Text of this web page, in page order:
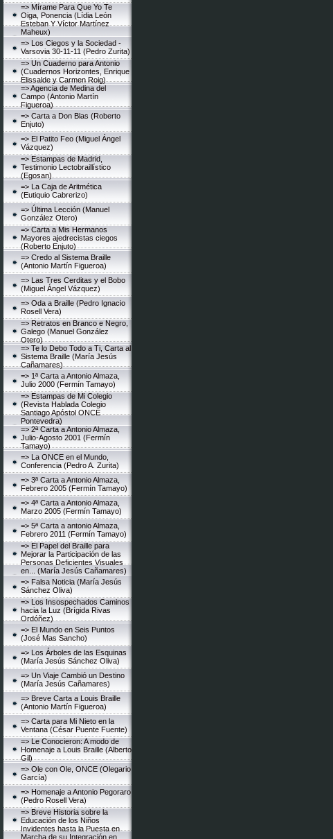
=> Mírame Para Que Yo Te
Oiga, Ponencia (Lídia León
Esteban Y Víctor Martínez
Maheux)
=> Los Ciegos y la Sociedad -
Varsovia 30-11-11 (Pedro Zurita)
=> Un Cuaderno para Antonio
(Cuadernos Horizontes, Enrique
Elissalde y Carmen Roig)
=> Agencia de Medina del
Campo (Antonio Martín
Figueroa)
=> Carta a Don Blas (Roberto
Enjuto)
=> El Patito Feo (Miguel Ángel
Vázquez)
=> Estampas de Madrid,
Testimonio Lectobraillístico
(Egosan)
=> La Caja de Aritmética
(Eutiquio Cabrerizo)
=> Última Lección (Manuel
González Otero)
=> Carta a Mis Hermanos
Mayores ajedrecistas ciegos
(Roberto Enjuto)
=> Credo al Sistema Braille
(Antonio Martín Figueroa)
=> Las Tres Cerditas y el Bobo
(Miguel Ángel Vázquez)
=> Oda a Braille (Pedro Ignacio
Rosell Vera)
=> Retratos en Branco e Negro,
Galego (Manuel González
Otero)
=> Te lo Debo Todo a Ti, Carta al
Sistema Braille (María Jesús
Cañamares)
=> 1ª Carta a Antonio Almaza,
Julio 2000 (Fermín Tamayo)
=> Estampas de Mi Colegio
(Revista Hablada Colegio
Santiago Apóstol ONCE
Pontevedra)
=> 2ª Carta a Antonio Almaza,
Julio-Agosto 2001 (Fermín
Tamayo)
=> La ONCE en el Mundo,
Conferencia (Pedro A. Zurita)
=> 3ª Carta a Antonio Almaza,
Febrero 2005 (Fermín Tamayo)
=> 4ª Carta a Antonio Almaza,
Marzo 2005 (Fermín Tamayo)
=> 5ª Carta a antonio Almaza,
Febrero 2011 (Fermín Tamayo)
=> El Papel del Braille para
Mejorar la Participación de las
Personas Deficientes Visuales
en... (María Jesús Cañamares)
=> Falsa Noticia (María Jesús
Sánchez Oliva)
=> Los Insospechados Caminos
hacia la Luz (Brígida Rivas
Ordóñez)
=> El Mundo en Seis Puntos
(José Mas Sancho)
=> Los Árboles de las Esquinas
(María Jesús Sánchez Oliva)
=> Un Viaje Cambió un Destino
(María Jesús Cañamares)
=> Breve Carta a Louis Braille
(Antonio Martín Figueroa)
=> Carta para Mi Nieto en la
Ventana (César Puente Fuente)
=> Le Conocieron: A modo de
Homenaje a Louis Braille (Alberto
Gil)
=> Ole con Ole, ONCE (Olegario
García)
=> Homenaje a Antonio Pegoraro
(Pedro Rosell Vera)
=> Breve Historia sobre la
Educación de los Niños
Invidentes hasta la Puesta en
Marcha de su Integración en